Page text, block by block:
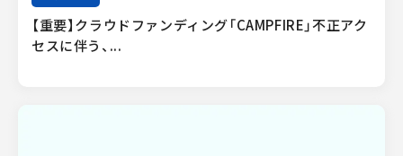
【重要】クラウドファンディング「CAMPFIRE」不正アク
セスに伴う、...